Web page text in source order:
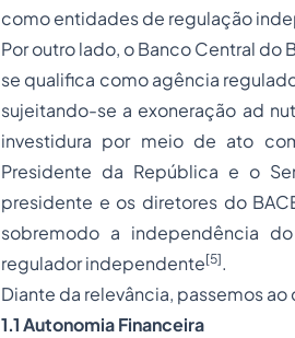
como entidades de regulação
Por outro lado, o Banco Central do
se qualifica como agência
sujeitando-se a exoneração ad
investidura por meio de ato
Presidente da República e o
presidente e os diretores do
sobremodo a independência
regulador independente[5].
Diante da relevância, passemos
1.1 Autonomia Financeira